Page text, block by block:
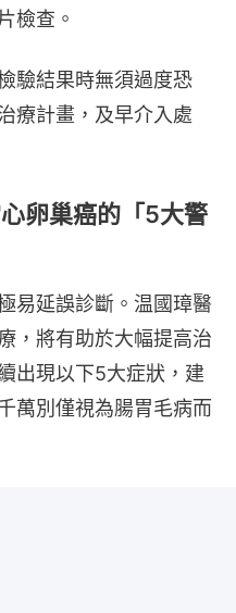
檢查。
驗結果時無須過度恐
療計畫，及早介入處
卵巢癌的「5大警
易延誤診斷。温國璋醫
，將有助於大幅提高治
出現以下5大症狀，建
萬別僅視為腸胃毛病而